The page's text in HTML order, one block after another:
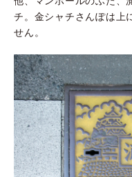
チ。金シャチさんぽは上
せん。